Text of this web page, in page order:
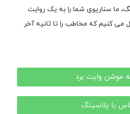
ما سناریوی شما را به یک روایت
کنیم که مخاطب را تا ثانیه آخر
موشن وایت برد
با پلاسینگ